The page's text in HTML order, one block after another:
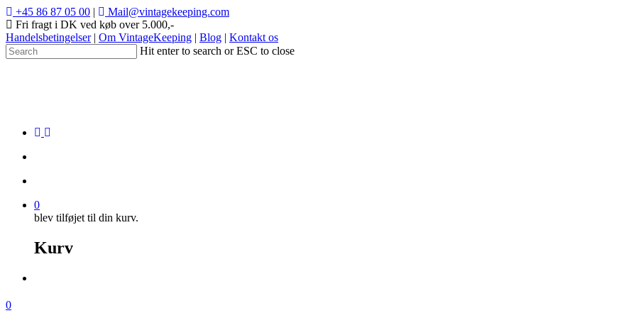
+45 86 87 05 00 |
Mail@vintagekeeping.com
Fri fragt i DK ved køb over 5.000,-
Handelsbetingelser| Om VintageKeeping | Blog | Kontakt os
Hit enter to search or ESC to close
0
blev tilføjet til din kurv.
Kurv
0